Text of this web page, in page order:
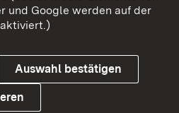
Datenschutz
und Google werden auf der
Auswahl bestätigen